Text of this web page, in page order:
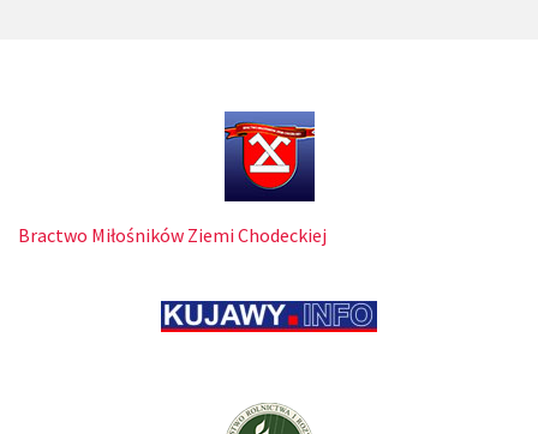
Bractwo Miłośników Ziemi Chodeckiej